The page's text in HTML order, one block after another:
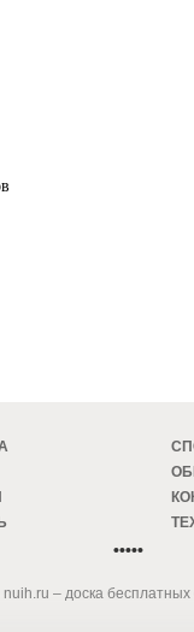
•••••
– доска